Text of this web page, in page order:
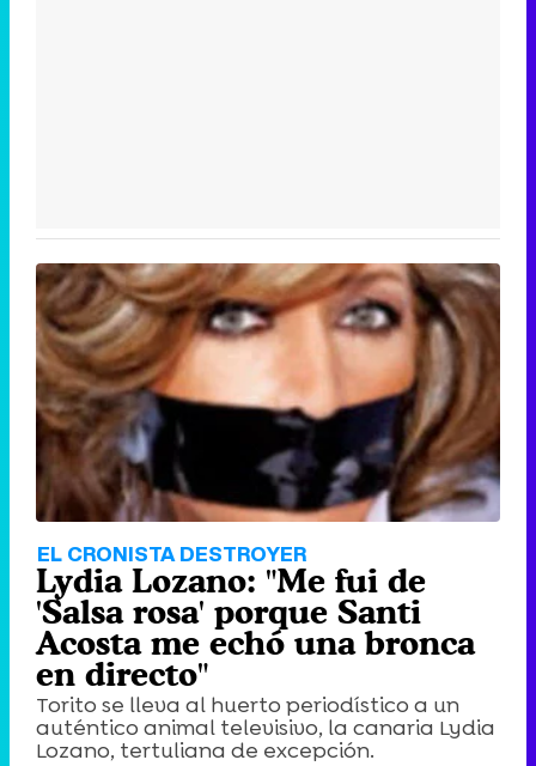
EL CRONISTA DESTROYER
Lydia Lozano: "Me fui de
'Salsa rosa' porque Santi
Acosta me echó una bronca
en directo"
Torito se lleva al huerto periodístico a un
auténtico animal televisivo, la canaria Lydia
Lozano, tertuliana de excepción.